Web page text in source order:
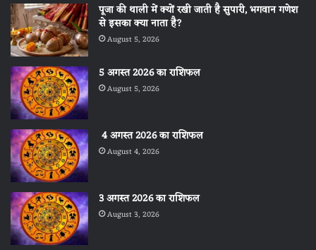
पूजा की थाली में क्यों रखी जाती है सुपारी, भगवान गणेश
से इसका क्या नाता है?
August 5, 2026
5 अगस्त 2026 का राशिफल
August 5, 2026
4 अगस्त 2026 का राशिफल
August 4, 2026
3 अगस्त 2026 का राशिफल
August 3, 2026